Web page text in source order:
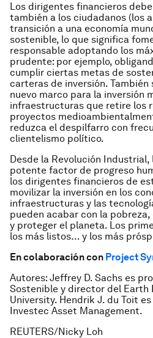
Los dirigentes financieros
también a los ciudadanos (los
transición a una economía
sostenible, lo que significa
responsable adoptando los
prudente: por ejemplo,
cumplir ciertas metas de
carteras de inversión.
nuevo marco para la inversión
infraestructuras que retire los
proyectos
reduzca el despilfarro con
clientelismo político.
Desde la Revolución Industrial,
potente factor de progreso
los dirigentes financieros de
movilizar la inversión en los
infraestructuras y las
pueden acabar con la
y proteger el planeta. Los
los más listos… y los más
En colaboración con Project
Autores: Jeffrey D. Sachs es
Sostenible y director del
University. Hendrik J. du Toit
Investec Asset Management.
REUTERS/Nicky Loh